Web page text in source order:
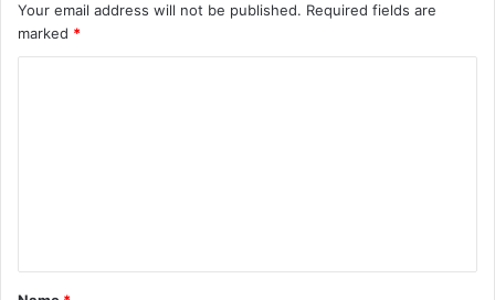
Your email address will not be published. Required fields are
marked *
t